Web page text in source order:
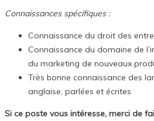
Connaissances spécifiques :
Connaissance du droit des
Connaissance du domaine de
du marketing de nouveaux
Très bonne connaissance des
anglaise, parlées et écrites
Si ce poste vous intéresse, merci de